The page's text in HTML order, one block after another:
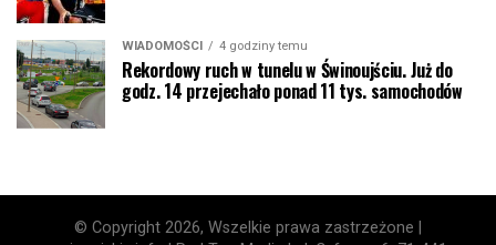
WIADOMOŚCI 4 godziny temu
Rekordowy ruch w tunelu w Świnoujściu. Już do
godz. 14 przejechało ponad 11 tys. samochodów
© Copyright 2026, Wszelkie prawa zastrzeżone |